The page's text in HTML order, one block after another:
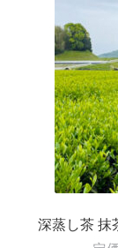
深蒸し茶 抹